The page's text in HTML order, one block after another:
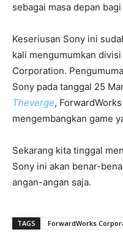
sebagai masa depan
Keseriusan Sony ini
kali mengumumkan
Corporation.
Sony pada tanggal 25
Theverge,
mengembangkan game
Sekarang kita tinggal
Sony ini akan benar-
angan-angan saja.
TAGS ForwardWorks